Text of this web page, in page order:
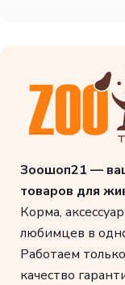
Зоошоп21 —
товаров для
Корма,
любимцев в
Работаем
качество